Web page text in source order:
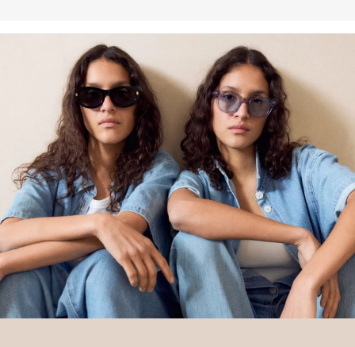
społecznym, środowiskowym i ekonomicznym, szkoląc rolników w
zakresie bardziej zrównoważonych metod upraw. Ten produkt jest
pozyskiwany w systemie bilansu masy i dlatego może nie zawierać
bawełny Better Cotton. Więcej informacji znajdziesz na stronie
soliver-group.com.